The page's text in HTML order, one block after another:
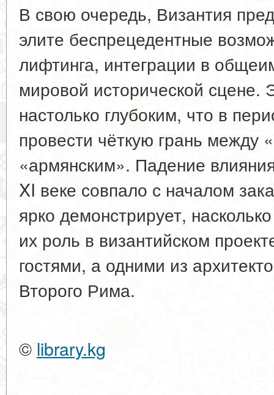
В свою очередь, Византия
элите беспрецедентные
лифтинга, интеграции в
мировой исторической сцене.
настолько глубоким, что в
провести чёткую грань между
«армянским». Падение
XI веке совпало с началом
ярко демонстрирует,
их роль в византийском
гостями, а одними из
Второго Рима.
© library.kg